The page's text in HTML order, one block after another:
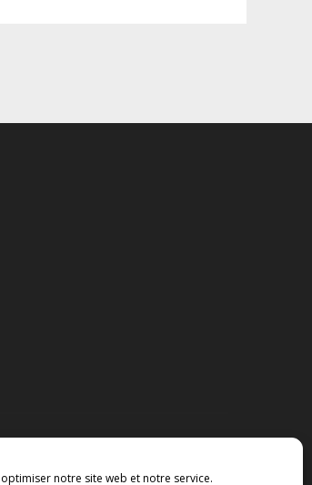
notre site web et notre service.